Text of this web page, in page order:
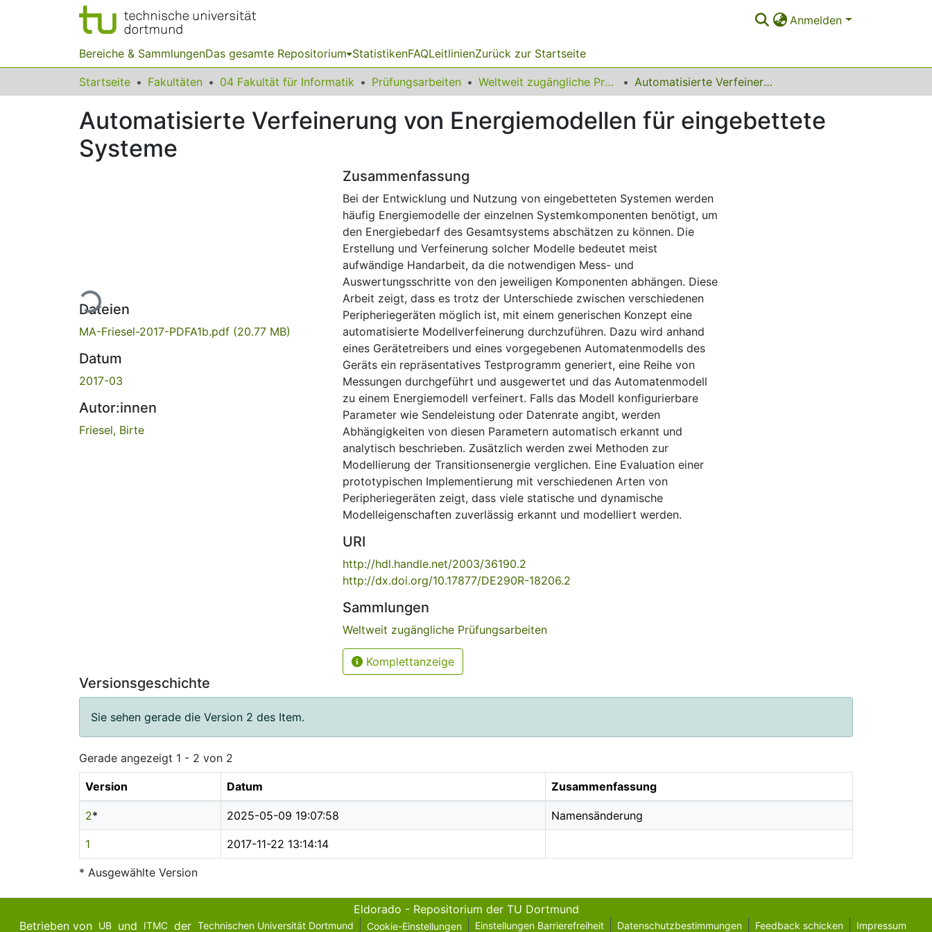
Anmelden
Bereiche & SammlungenDas gesamte Repositorium StatistikenFAQLeitlinienZurück zur Startseite
Startseite Fakultäten 04 Fakultät für Informatik Prüfungsarbeiten Weltweit zugängliche Prüfungsarbeiten Automatisierte Verfeinerung von Energiemodellen für eingebettete Systeme
Automatisierte Verfeinerung von Energiemodellen für eingebettete
Systeme
Lade...
Dateien
MA-Friesel-2017-PDFA1b.pdf (20.77 MB)
Datum
2017-03
Autor:innen
Friesel, Birte
Zusammenfassung
Bei der Entwicklung und Nutzung von eingebetteten Systemen werden
häufig Energiemodelle der einzelnen Systemkomponenten benötigt, um
den Energiebedarf des Gesamtsystems abschätzen zu können. Die
Erstellung und Verfeinerung solcher Modelle bedeutet meist
aufwändige Handarbeit, da die notwendigen Mess- und
Auswertungsschritte von den jeweiligen Komponenten abhängen. Diese
Arbeit zeigt, dass es trotz der Unterschiede zwischen verschiedenen
Peripheriegeräten möglich ist, mit einem generischen Konzept eine
automatisierte Modellverfeinerung durchzuführen. Dazu wird anhand
eines Gerätetreibers und eines vorgegebenen Automatenmodells des
Geräts ein repräsentatives Testprogramm generiert, eine Reihe von
Messungen durchgeführt und ausgewertet und das Automatenmodell
zu einem Energiemodell verfeinert. Falls das Modell konfigurierbare
Parameter wie Sendeleistung oder Datenrate angibt, werden
Abhängigkeiten von diesen Parametern automatisch erkannt und
analytisch beschrieben. Zusätzlich werden zwei Methoden zur
Modellierung der Transitionsenergie verglichen. Eine Evaluation einer
prototypischen Implementierung mit verschiedenen Arten von
Peripheriegeräten zeigt, dass viele statische und dynamische
Modelleigenschaften zuverlässig erkannt und modelliert werden.
URI
http://hdl.handle.net/2003/36190.2
http://dx.doi.org/10.17877/DE290R-18206.2
Sammlungen
Weltweit zugängliche Prüfungsarbeiten
Komplettanzeige
Versionsgeschichte
Sie sehen gerade die Version 2 des Item.
Gerade angezeigt 1 - 2 von 2
Version Datum Zusammenfassung
2* 2025-05-09 19:07:58 Namensänderung
1 2017-11-22 13:14:14
* Ausgewählte Version
Eldorado - Repositorium der TU Dortmund
Betrieben von UB und ITMC der Technischen Universität Dortmund Cookie-Einstellungen Einstellungen Barrierefreiheit Datenschutzbestimmungen Feedback schicken Impressum